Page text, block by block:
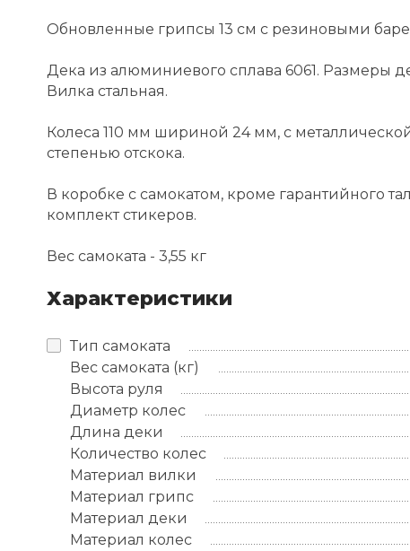
Обновленные грипсы 13 см с резиновыми
Дека из алюминиевого сплава 6061. Размеры
Вилка стальная.
Колеса 110 мм шириной 24 мм, с
степенью отскока.
В коробке с самокатом, кроме гарантийного
комплект стикеров.
Вес самоката - 3,55 кг
Характеристики
Тип самоката
Вес самоката (кг)
Высота руля
Диаметр колес
Длина деки
Количество колес
Материал вилки
Материал грипс
Материал деки
Материал колес